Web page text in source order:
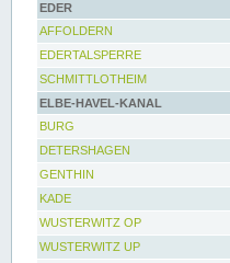
EDER
AFFOLDERN
EDERTALSPERRE
SCHMITTLOTHEIM
ELBE-HAVEL-KANAL
BURG
DETERSHAGEN
GENTHIN
KADE
WUSTERWITZ OP
WUSTERWITZ UP